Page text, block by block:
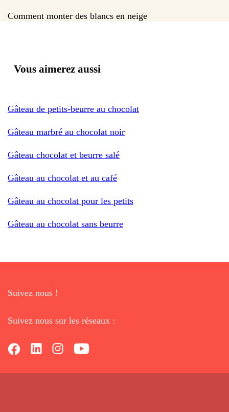
Comment monter des blancs en neige
Vous aimerez aussi
Gâteau de petits-beurre au chocolat
Gâteau marbré au chocolat noir
Gâteau chocolat et beurre salé
Gâteau au chocolat et au café
Gâteau au chocolat pour les petits
Gâteau au chocolat sans beurre
Suivez nous !
Suivez nous sur les réseaux :